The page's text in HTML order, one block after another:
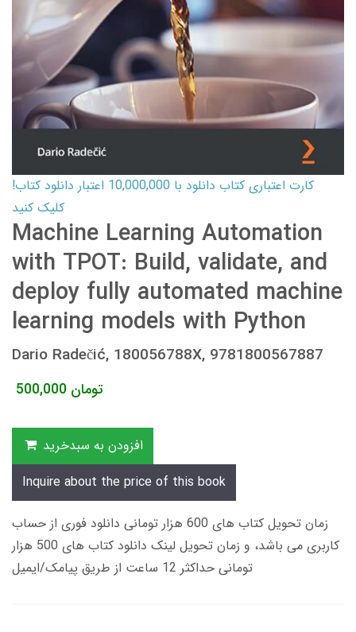
کارت اعتباری کتاب دانلود با 10,000,000 اعتبار دانلود کتاب!
کلیک کنید
Machine Learning Automation
with TPOT: Build, validate, and
deploy fully automated machine
learning models with Python
Dario Radečić, 180056788X, 9781800567887
500,000 تومان
افزودن به سبدخرید
Inquire about the price of this book
زمان تحویل کتاب های 600 هزار تومانی دانلود فوری از حساب
کاربری می باشد، و زمان تحویل لینک دانلود کتاب های 500 هزار
تومانی حداکثر 12 ساعت از طریق پیامک/ایمیل